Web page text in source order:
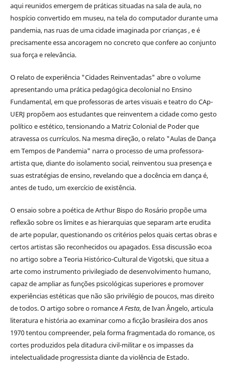
aqui reunidos emergem de práticas situadas na sala de aula, no
hospício convertido em museu, na tela do computador durante uma
pandemia, nas ruas de uma cidade imaginada por crianças , e é
precisamente essa ancoragem no concreto que confere ao conjunto
sua força e relevância.
O relato de experiência "Cidades Reinventadas" abre o volume
apresentando uma prática pedagógica decolonial no Ensino
Fundamental, em que professoras de artes visuais e teatro do CAp-
UERJ propõem aos estudantes que reinventem a cidade como gesto
político e estético, tensionando a Matriz Colonial de Poder que
atravessa os currículos. Na mesma direção, o relato "Aulas de Dança
em Tempos de Pandemia" narra o processo de uma professora-
artista que, diante do isolamento social, reinventou sua presença e
suas estratégias de ensino, revelando que a docência em dança é,
antes de tudo, um exercício de existência.
O ensaio sobre a poética de Arthur Bispo do Rosário propõe uma
reflexão sobre os limites e as hierarquias que separam arte erudita
de arte popular, questionando os critérios pelos quais certas obras e
certos artistas são reconhecidos ou apagados. Essa discussão ecoa
no artigo sobre a Teoria Histórico-Cultural de Vigotski, que situa a
arte como instrumento privilegiado de desenvolvimento humano,
capaz de ampliar as funções psicológicas superiores e promover
experiências estéticas que não são privilégio de poucos, mas direito
de todos. O artigo sobre o romanceA Festa, de Ivan Ângelo, articula
literatura e história ao examinar como a ficção brasileira dos anos
1970 tentou compreender, pela forma fragmentada do romance, os
cortes produzidos pela ditadura civil-militar e os impasses da
intelectualidade progressista diante da violência de Estado.